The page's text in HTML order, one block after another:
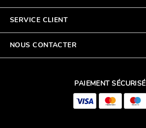
SERVICE CLIENT
NOUS CONTACTER
PAIEMENT SÉCURISÉ